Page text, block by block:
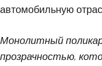
автомобильную
Монолитный
прозрачностью,